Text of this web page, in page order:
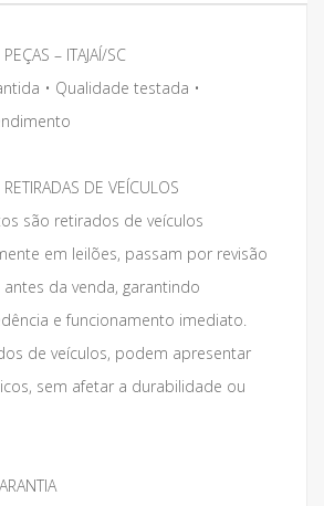
– ITAJAÍ/SC
• Qualidade testada •
DE VEÍCULOS
são retirados de veículos
em leilões, passam por revisão
da venda, garantindo
e funcionamento imediato.
de veículos, podem apresentar
sem afetar a durabilidade ou